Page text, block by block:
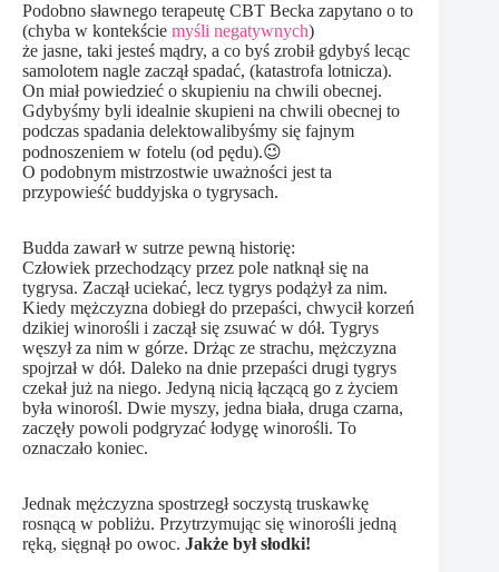
Podobno sławnego terapeutę CBT Becka zapytano o to
(chyba w kontekście myśli negatywnych)
że jasne, taki jesteś mądry, a co byś zrobił gdybyś lecąc
samolotem nagle zaczął spadać, (katastrofa lotnicza).
On miał powiedzieć o skupieniu na chwili obecnej.
Gdybyśmy byli idealnie skupieni na chwili obecnej to
podczas spadania delektowalibyśmy się fajnym
podnoszeniem w fotelu (od pędu).😉
O podobnym mistrzostwie uważności jest ta
przypowieść buddyjska o tygrysach.
Budda zawarł w sutrze pewną historię:
Człowiek przechodzący przez pole natknął się na
tygrysa. Zaczął uciekać, lecz tygrys podążył za nim.
Kiedy mężczyzna dobiegł do przepaści, chwycił korzeń
dzikiej winorośli i zaczął się zsuwać w dół. Tygrys
węszył za nim w górze. Drżąc ze strachu, mężczyzna
spojrzał w dół. Daleko na dnie przepaści drugi tygrys
czekał już na niego. Jedyną nicią łączącą go z życiem
była winorośl. Dwie myszy, jedna biała, druga czarna,
zaczęły powoli podgryzać łodygę winorośli. To
oznaczało koniec.
Jednak mężczyzna spostrzegł soczystą truskawkę
rosnącą w pobliżu. Przytrzymując się winorośli jedną
ręką, sięgnął po owoc. Jakże był słodki!